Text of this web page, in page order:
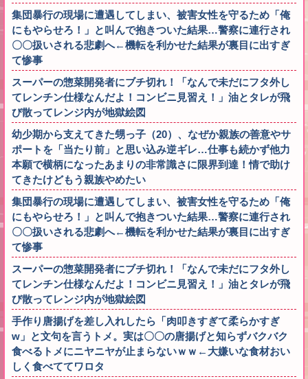
集団暴行の現場に遭遇してしまい、被害女性を守るため「俺
にもやらせろ！」と叫んで抱きついた結果…警察に連行され
〇〇扱いされる悲劇へ←機転を利かせた結果が裏目に出すぎ
て惨事
スーパーの惣菜開発者にブチ切れ！「なんで未だにフタ外し
てレンチン仕様なんだよ！コンビニ見習え！」油とタレが飛
び散ってレンジ内が地獄絵図
幼少期から支えてきた甥っ子（20）、なぜか親族の善意やサ
ポートを「当たり前」と思い込み逆ギレ…仕事も続かず他力
本願で横柄になったあまりの非常識さに限界到達！情で助け
てきたけどもう親族やめたい
集団暴行の現場に遭遇してしまい、被害女性を守るため「俺
にもやらせろ！」と叫んで抱きついた結果…警察に連行され
〇〇扱いされる悲劇へ←機転を利かせた結果が裏目に出すぎ
て惨事
スーパーの惣菜開発者にブチ切れ！「なんで未だにフタ外し
てレンチン仕様なんだよ！コンビニ見習え！」油とタレが飛
び散ってレンジ内が地獄絵図
手作り唐揚げを差し入れしたら「肉叩きすぎて柔らかすぎ
w」と文句を言うトメ。実は〇〇の唐揚げと知らずバクバク
食べるトメにニヤニヤが止まらないｗｗ←大嫌いな食材おい
しく食べててワロタ